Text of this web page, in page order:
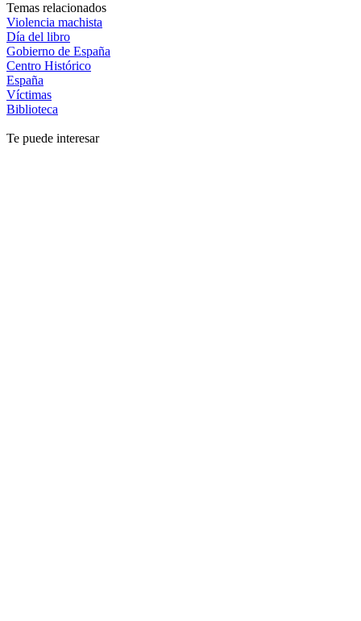
Temas relacionados
Violencia machista
Día del libro
Gobierno de España
Centro Histórico
España
Víctimas
Biblioteca
Te puede interesar